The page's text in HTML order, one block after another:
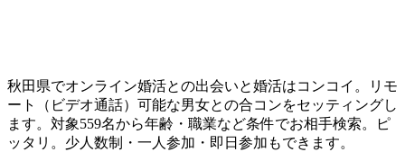
秋田県でオンライン婚活との出会いと婚活はコンコイ。リモ
ート（ビデオ通話）可能な男女との合コンをセッティングし
ます。対象559名から年齢・職業など条件でお相手検索。ピ
ッタリ。少人数制・一人参加・即日参加もできます。